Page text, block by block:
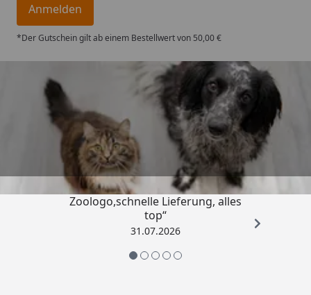
Anmelden
*Der Gutschein gilt ab einem Bestellwert von 50,00 €
Trusted Shops
4,74/ 5
„Gute Erfahrung mit
Zoologo,schnelle Lieferung, alles
top“
31.07.2026